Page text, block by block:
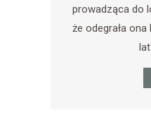
prowadząca do
że odegrała